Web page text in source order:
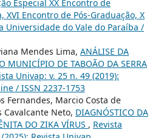
Especial XX Encontro de
XVI Encontro de Pós-Graduação, X
Universidade do Vale do Paraíba /
Mendes Lima, ANÁLISE DA
MUNICÍPIO DE TABOÃO DA SERRA
Univap: v. 25 n. 49 (2019):
/ ISSN 2237-1753
Fernandes, Marcio Costa de
Cavalcante Neto, DIAGNÓSTICO DA
DO ZIKA VÍRUS , Revista